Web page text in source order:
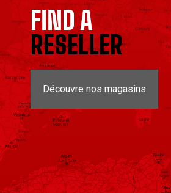
FIND A
RESELLER
Découvre nos magasins